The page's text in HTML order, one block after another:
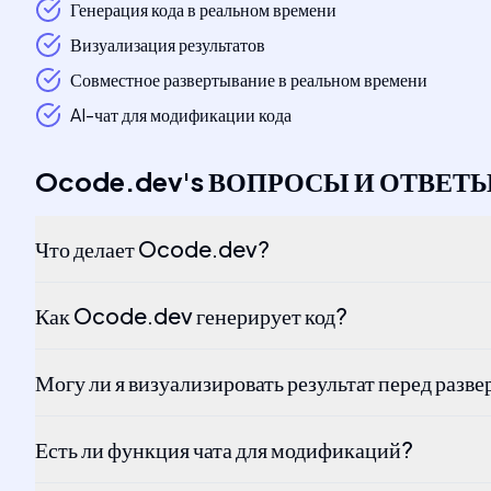
Генерация кода в реальном времени
Визуализация результатов
Совместное развертывание в реальном времени
AI-чат для модификации кода
Ocode.dev'sВОПРОСЫ И
Что делает Ocode.dev?
Как Ocode.dev генерирует код?
Могу ли я визуализировать результат перед
Есть ли функция чата для модификаций?